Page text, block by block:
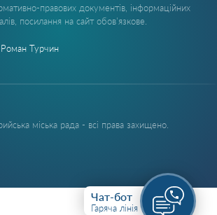
правових документів, інформаційних
посилання на сайт обов'язкове.
Роман Турчин
міська рада - всі права захищено.
Чат-бот
Гаряча лінія